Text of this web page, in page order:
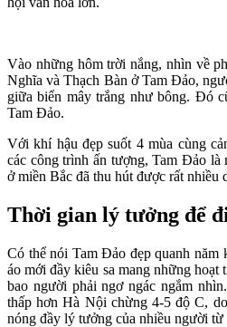
Vào những hôm trời nắng, nhìn về
Nghĩa và Thạch Bàn ở Tam Đảo,
giữa biển mây trắng như bông. Đó
Tam Đảo.
Với khí hậu đẹp suốt 4 mùa cùng
các công trình ấn tượng, Tam Đảo
ở miền Bắc đã thu hút được rất nhiều
Thời gian lý tưởng để
Có thể nói Tam Đảo đẹp quanh năm
áo mới đầy kiêu sa mang những
bao người phải ngơ ngác ngắm
thấp hơn Hà Nội chừng 4-5 độ C,
nóng đầy lý tưởng của nhiều người từ